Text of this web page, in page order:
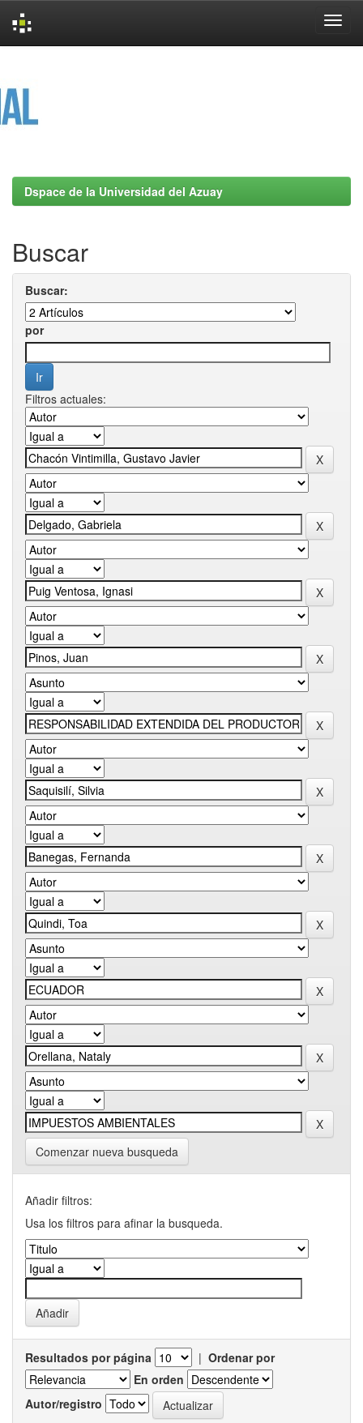
Dspace de la Universidad del Azuay
Buscar
Buscar:
por
Filtros actuales:
Comenzar nueva busqueda
Añadir filtros:
Usa los filtros para afinar la busqueda.
Resultados por página | Ordenar por
En orden
Autor/registro